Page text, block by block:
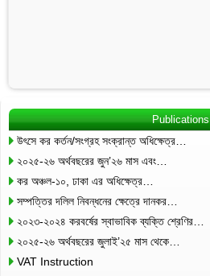
Publications
উৎসে কর কর্তন/সংগ্রহ সংক্রান্ত অধিক্ষেত্র…
২০২৫-২৬ অর্থবছরের জুন’২৬ মাস এবং…
কর অঞ্চল-১০, ঢাকা এর অধিক্ষেত্র…
সম্পত্তির দলিল নিবন্ধনের ক্ষেত্রে দানকর…
২০২৩-২০২৪ করবর্ষের স্বাভাবিক ব্যক্তি শ্রেণির…
২০২৫-২৬ অর্থবছরের জুলাই’২৫ মাস থেকে…
VAT Instruction